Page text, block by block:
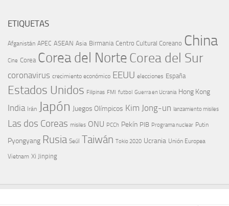
ETIQUETAS
Afganistán APEC ASEAN Asia Birmania Centro Cultural Coreano China
Cine Corea Corea del NorteCorea del Sur
coronavirus crecimiento económico EEUU elecciones España
Estados Unidos Filipinas FMI futbol Guerra en Ucrania Hong Kong
India Irán Japón Juegos Olímpicos Kim Jong-un lanzamiento misiles
Las dos Coreas misiles ONU PCCh Pekín PIB Programa nuclear Putin
Pyongyang Rusia Seúl Taiwán Tokio 2020 Ucrania Unión Europea
Vietnam Xi Jinping